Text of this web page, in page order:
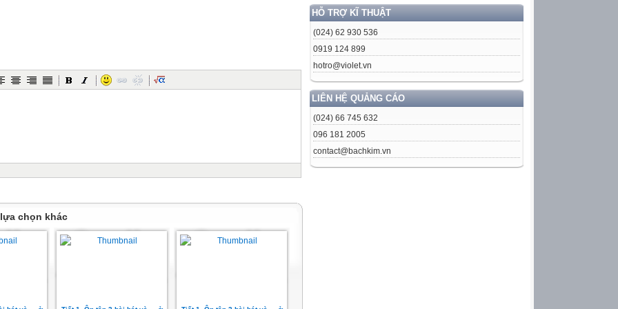
HỖ TRỢ KĨ THUẬT
(024) 62 930 536
0919 124 899
hotro@violet.vn
LIÊN HỆ QUẢNG CÁO
(024) 66 745 632
096 181 2005
contact@bachkim.vn
– la – si
- son – la – si
chọn khác